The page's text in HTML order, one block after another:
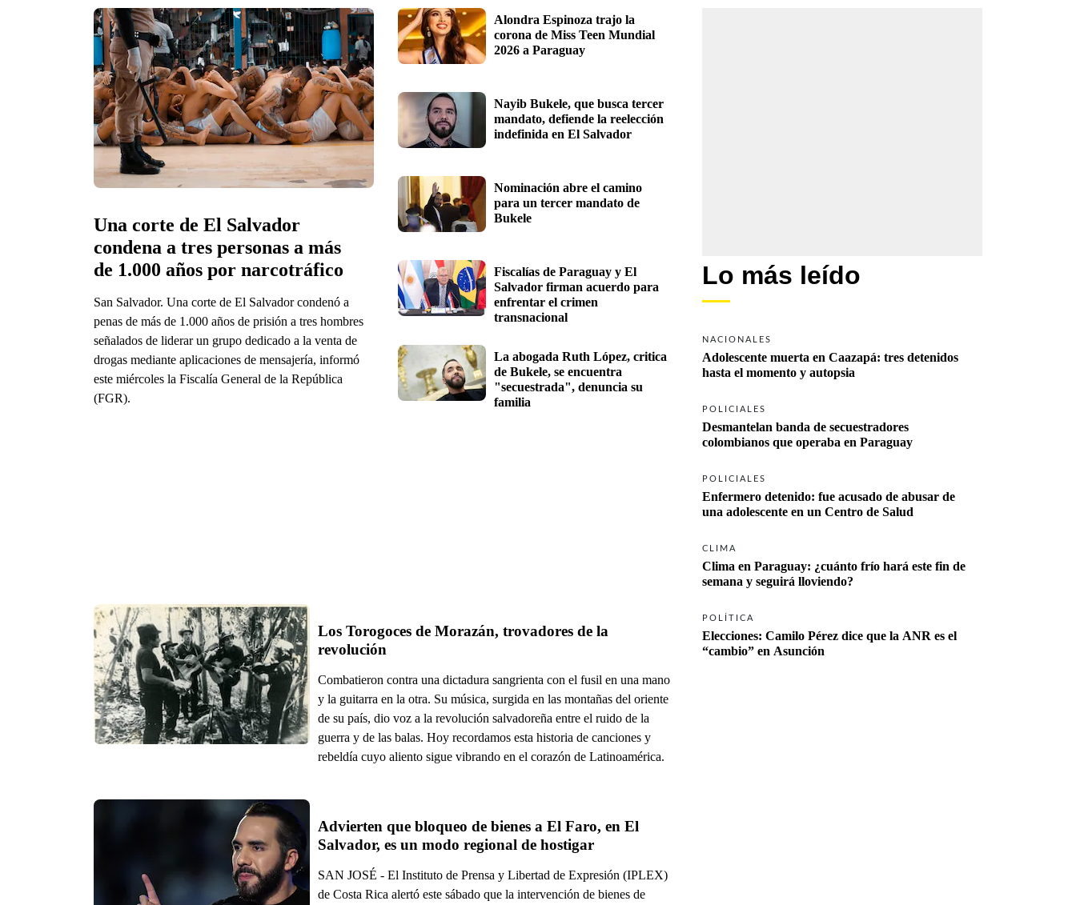
Una corte de El Salvador
condena a tres personas a más
de 1.000 años por narcotráfico
San Salvador. Una corte de El Salvador condenó a
penas de más de 1.000 años de prisión a tres hombres
señalados de liderar un grupo dedicado a la venta de
drogas mediante aplicaciones de mensajería, informó
este miércoles la Fiscalía General de la República
(FGR).
Alondra Espinoza trajo la
corona de Miss Teen Mundial
2026 a Paraguay
Nayib Bukele, que busca tercer
mandato, defiende la reelección
indefinida en El Salvador
Nominación abre el camino
para un tercer mandato de
Fiscalías de Paraguay y El
Salvador firman acuerdo para
enfrentar el crimen
transnacional
La abogada Ruth López, critica
de Bukele, se encuentra
"secuestrada", denuncia su
familia
Los Torogoces de Morazán, trovadores de la
Combatieron contra una dictadura sangrienta con el fusil en una mano
y la guitarra en la otra. Su música, surgida en las montañas del oriente
de su país, dio voz a la revolución salvadoreña entre el ruido de la
guerra y de las balas. Hoy recordamos esta historia de canciones y
rebeldía cuyo aliento sigue vibrando en el corazón de Latinoamérica.
Advierten que bloqueo de bienes a El Faro, en El
Salvador, es un modo regional de hostigar
SAN JOSÉ - El Instituto de Prensa y Libertad de Expresión (IPLEX)
de Costa Rica alertó este sábado que la intervención de bienes de
Lo más leído
NACIONALES
Adolescente muerta en Caazapá: tres detenidos
hasta el momento y autopsia
POLICIALES
Desmantelan banda de secuestradores
colombianos que operaba en Paraguay
POLICIALES
Enfermero detenido: fue acusado de abusar de
una adolescente en un Centro de Salud
CLIMA
Clima en Paraguay: ¿cuánto frío hará este fin de
semana y seguirá lloviendo?
POLÍTICA
Elecciones: Camilo Pérez dice que la ANR es el